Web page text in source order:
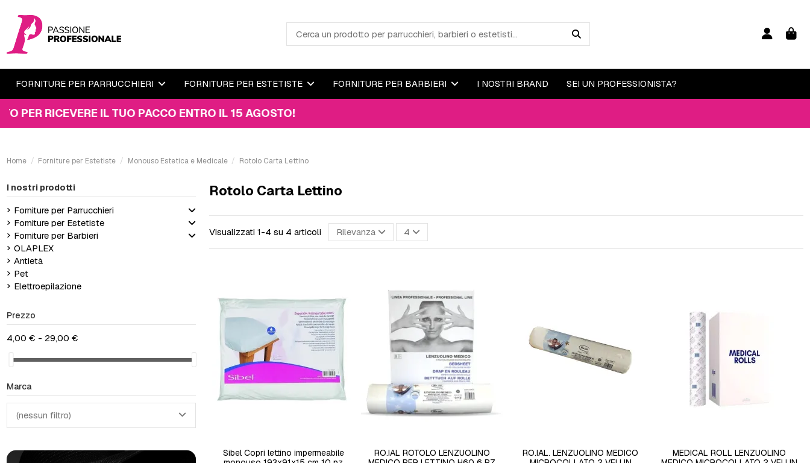
FORNITURE PER PARRUCCHIERI FORNITURE PER ESTETISTE FORNITURE PER BARBIERI I NOSTRI BRAND SEI UN PROFESSIONISTA?
RICEVERE IL TUO PACCO ENTRO IL 15 AGOSTO!
Home Forniture per Estetiste Monouso Estetica e Medicale Rotolo Carta Lettino
Rotolo Carta Lettino
Visualizzati 1-4 su 4 articoli Rilevanza 4
Sibel Copri lettino impermeabile
RO.IAL ROTOLO LENZUOLINO
RO.IAL. LENZUOLINO MEDICO
MEDICAL ROLL LENZUOLINO
I nostri prodotti
Forniture per Parrucchieri
Forniture per Estetiste
Forniture per Barbieri
OLAPLEX
Antietà
Pet
Elettroepilazione
Prezzo
4,00 € - 29,00 €
Marca
(nessun filtro)